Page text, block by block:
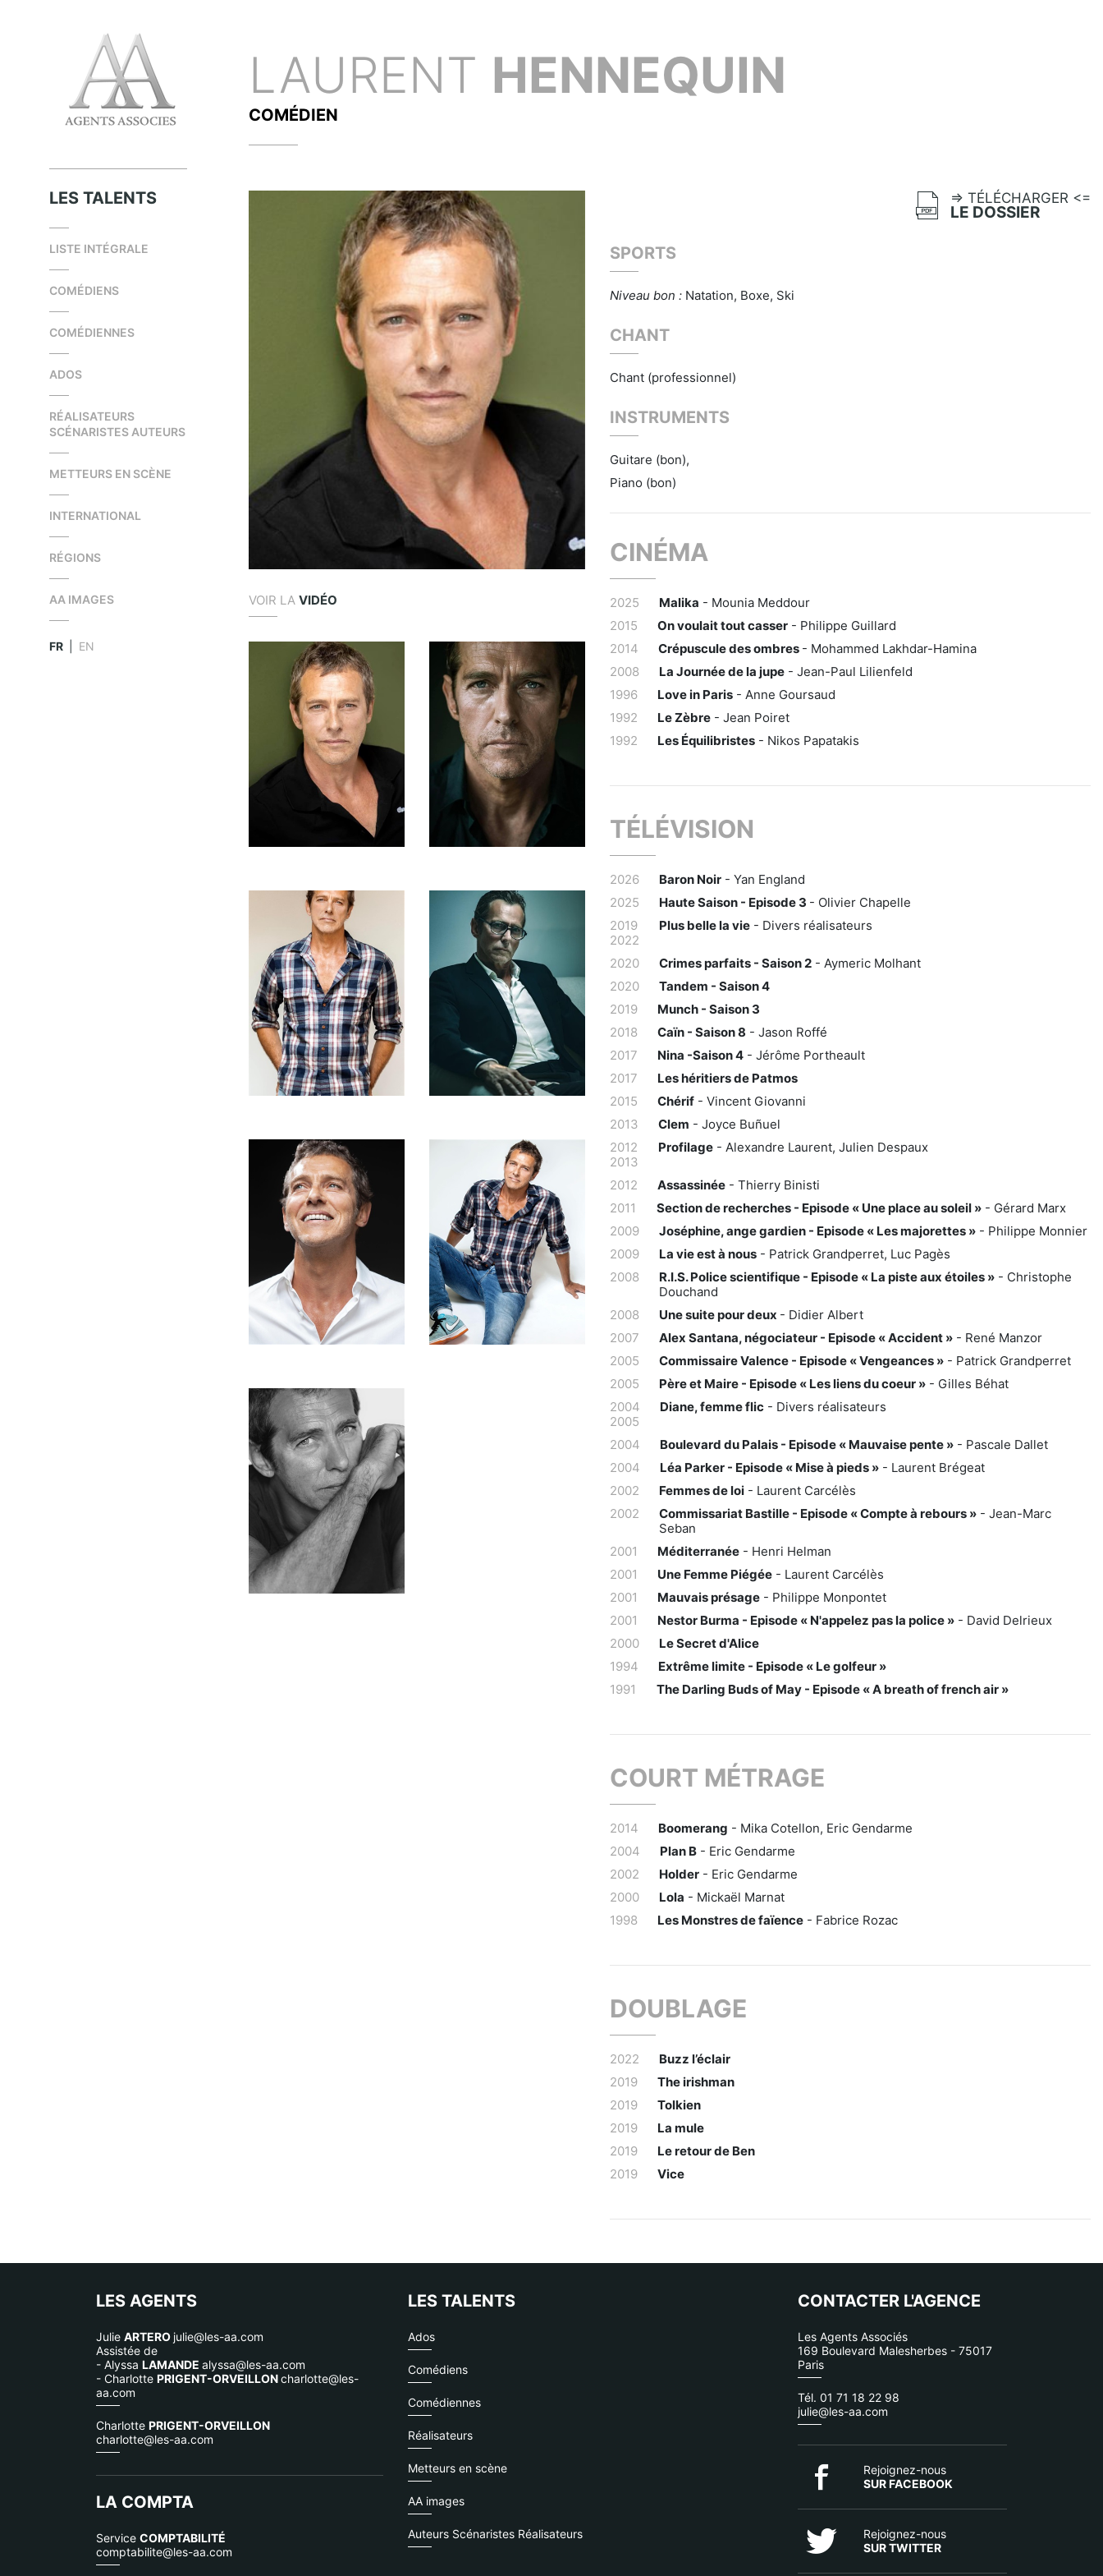
LES TALENTS
LISTE INTÉGRALE
COMÉDIENS
COMÉDIENNES
ADOS
RÉALISATEURS
SCÉNARISTES AUTEURS
METTEURS EN SCÈNE
INTERNATIONAL
RÉGIONS
AA IMAGES
FR EN
LAURENT HENNEQUIN
COMÉDIEN
VOIR LA VIDÉO
=> TÉLÉCHARGER <=
LE DOSSIER
SPORTS
Niveau bon : Natation, Boxe, Ski
CHANT
Chant (professionnel)
INSTRUMENTS
Guitare (bon),
Piano (bon)
CINÉMA
2025 Malika - Mounia Meddour
2015
On voulait tout casser - Philippe Guillard
2014
Crépuscule des ombres - Mohammed Lakhdar-Hamina
2008
La Journée de la jupe - Jean-Paul Lilienfeld
1996
Love in Paris - Anne Goursaud
1992
Le Zèbre - Jean Poiret
1992
Les Équilibristes - Nikos Papatakis
TÉLÉVISION
2026 Baron Noir - Yan England
2025
Haute Saison - Episode 3 - Olivier Chapelle
2019
2022
Plus belle la vie - Divers réalisateurs
2020 Crimes parfaits - Saison 2 - Aymeric Molhant
2020
Tandem - Saison 4
2019
Munch - Saison 3
2018
Caïn - Saison 8 - Jason Roffé
2017
Nina -Saison 4 - Jérôme Portheault
2017
Les héritiers de Patmos
2015
Chérif - Vincent Giovanni
2013
Clem - Joyce Buñuel
2012
2013
Profilage - Alexandre Laurent, Julien Despaux
2012 Assassinée - Thierry Binisti
2011
Section de recherches - Episode « Une place au soleil » - Gérard Marx
2009
Joséphine, ange gardien - Episode « Les majorettes » - Philippe Monnier
2009
La vie est à nous - Patrick Grandperret, Luc Pagès
2008
R.I.S. Police scientifique - Episode « La piste aux étoiles » - Christophe
Douchand
2008
Une suite pour deux - Didier Albert
2007
Alex Santana, négociateur - Episode « Accident » - René Manzor
2005
Commissaire Valence - Episode « Vengeances » - Patrick Grandperret
2005
Père et Maire - Episode « Les liens du coeur » - Gilles Béhat
2004
2005
Diane, femme flic - Divers réalisateurs
2004 Boulevard du Palais - Episode « Mauvaise pente » - Pascale Dallet
2004
Léa Parker - Episode « Mise à pieds » - Laurent Brégeat
2002
Femmes de loi - Laurent Carcélès
2002
Commissariat Bastille - Episode « Compte à rebours » - Jean-Marc
Seban
2001
Méditerranée - Henri Helman
2001
Une Femme Piégée - Laurent Carcélès
2001
Mauvais présage - Philippe Monpontet
2001
Nestor Burma - Episode « N'appelez pas la police » - David Delrieux
2000
Le Secret d'Alice
1994
Extrême limite - Episode « Le golfeur »
1991
The Darling Buds of May - Episode « A breath of french air »
COURT MÉTRAGE
2014 Boomerang - Mika Cotellon, Eric Gendarme
2004
Plan B - Eric Gendarme
2002
Holder - Eric Gendarme
2000
Lola - Mickaël Marnat
1998
Les Monstres de faïence - Fabrice Rozac
DOUBLAGE
2022
Buzz l’éclair
2019
The irishman
2019
Tolkien
2019
La mule
2019
Le retour de Ben
2019
Vice
LES AGENTS
Julie ARTERO julie@les-aa.com
Assistée de
- Alyssa LAMANDE alyssa@les-aa.com
- Charlotte PRIGENT-ORVEILLONcharlotte@les-
aa.com
Charlotte PRIGENT-ORVEILLON
charlotte@les-aa.com
LA COMPTA
Service COMPTABILITÉ
comptabilite@les-aa.com
LES TALENTS
Ados
Comédiens
Comédiennes
Réalisateurs
Metteurs en scène
AA images
Auteurs Scénaristes Réalisateurs
CONTACTER L'AGENCE
Les Agents Associés
169 Boulevard Malesherbes - 75017
Paris
Tél. 01 71 18 22 98
julie@les-aa.com
Rejoignez-nous
SUR FACEBOOK
Rejoignez-nous
SUR TWITTER